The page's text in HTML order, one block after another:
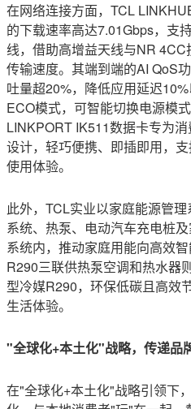
在网络连接方面，TCL
的下载速率高达7.01Gbps，支
线，借助高增益天线与NR
传输速度。其端到端的AI QoS
吐量超20%，降低应用延迟
ECO模式，可智能切换电源模
LINKPORT IK511数据卡专为
设计，轻巧便携、即插即用，
使用体验。
此外，TCL实业以家庭能源管
系统、热泵、电动汽车充电桩
系统内，推动家庭用能向高效
R290三联供热泵空调和热水器
型冷媒R290，环保低碳且高效
生活体验。
"全球化+本土化"战略，传递品
在"全球化+本土化"战略引领下